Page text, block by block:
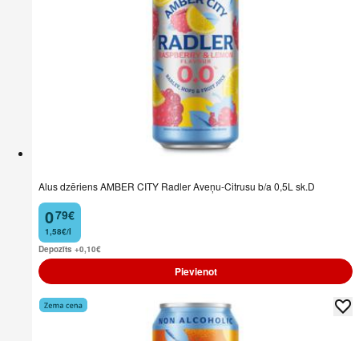
Alus dzēriens AMBER CITY Radler Aveņu-Citrusu b/a 0,5L sk.D
0
. 79€
1,58€/l
Depozīts +0,10€
Pievienot